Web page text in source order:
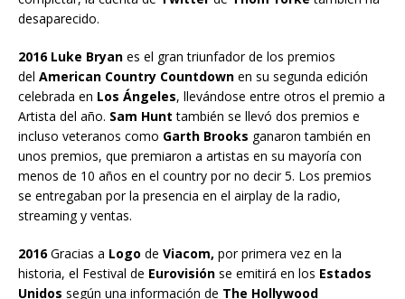
desaparecido.
2016 Luke Bryan es el gran triunfador de los premios
del American Country Countdown en su segunda edición
celebrada en Los Ángeles, llevándose entre otros el premio a
Artista del año. Sam Hunt también se llevó dos premios e
incluso veteranos como Garth Brooks ganaron también en
unos premios, que premiaron a artistas en su mayoría con
menos de 10 años en el country por no decir 5. Los premios
se entregaban por la presencia en el airplay de la radio,
streaming y ventas.
2016Gracias a Logo de Viacom, por primera vez en la
historia, el Festival de Eurovisión se emitirá en los Estados
Unidos según una información de The Hollywood